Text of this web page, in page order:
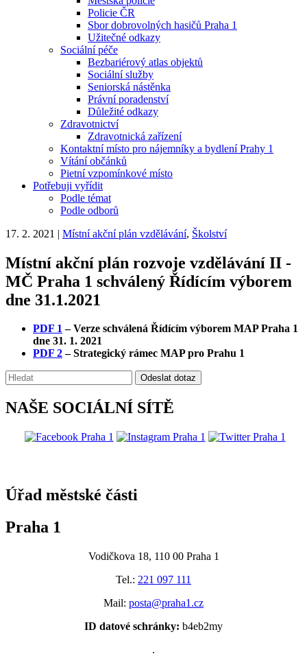
Policie ČR
Sbor dobrovolných hasičů Praha 1
Užitečné odkazy
Sociální péče
Bezbariérový atlas objektů
Sociální služby
Seniorská nástěnka
Právní poradenství
Důležité odkazy
Zdravotnictví
Zdravotnická zařízení
Kontaktní místo pro nájemníky a bydlení Prahy 1
Vítání občánků
Pietní vzpomínkové místo
Potřebuji vyřídit
Podle témat
Podle odborů
17. 2. 2021 | Místní akční plán vzdělávání, Školství
Místní akční plán rozvoje vzdělávání II -
MČ Praha 1 schválený Řídícím výborem
dne 31.1.2021
PDF 1– Verze schválená Řídícím výborem MAP Praha 1
dne 31. 1. 2021
PDF 2– Strategický rámec MAP pro Prahu 1
Vyhledávání:
Odeslat dotaz
NAŠE SOCIÁLNÍ SÍTĚ
Úřad městské části
Praha 1
Vodičkova 18, 110 00 Praha 1
Tel.: 221 097 111
Mail: posta@praha1.cz
ID datové schránky: b4eb2my
.